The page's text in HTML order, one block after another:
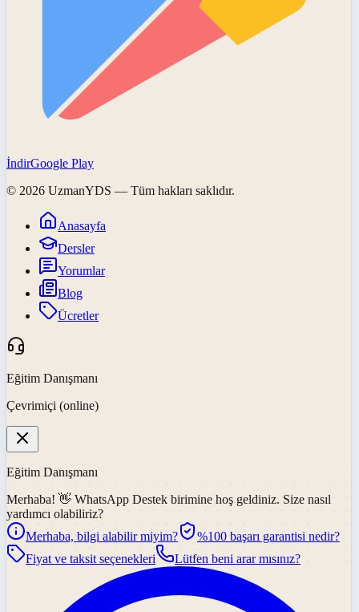
İndirGoogle Play
© 2026 UzmanYDS — Tüm hakları saklıdır.
Anasayfa
Dersler
Yorumlar
Blog
Ücretler
Eğitim Danışmanı
Çevrimiçi (online)
Eğitim Danışmanı
Merhaba! 👋 WhatsApp Destek birimine hoş geldiniz. Size nasıl
yardımcı olabiliriz?
Merhaba, bilgi alabilir miyim?
%100 başarı garantisi nedir?
Fiyat ve taksit seçenekleri
Lütfen beni arar mısınız?